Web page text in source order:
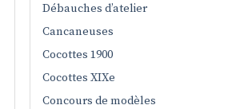
Débauches d’atelier
Cancaneuses
Cocottes 1900
Cocottes XIXe
Concours de modèles